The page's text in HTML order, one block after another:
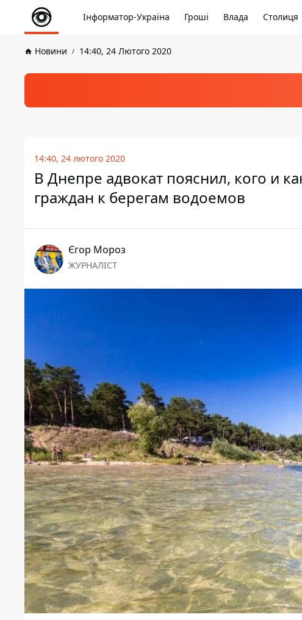
Інформатор-Україна Гроші Влада Столиця
Новини 14:40, 24 Лютого 2020
14:40, 24 лютого 2020
В Днепре адвокат пояснил, кого и
граждан к берегам водоемов
Єгор Мороз
ЖУРНАЛІСТ